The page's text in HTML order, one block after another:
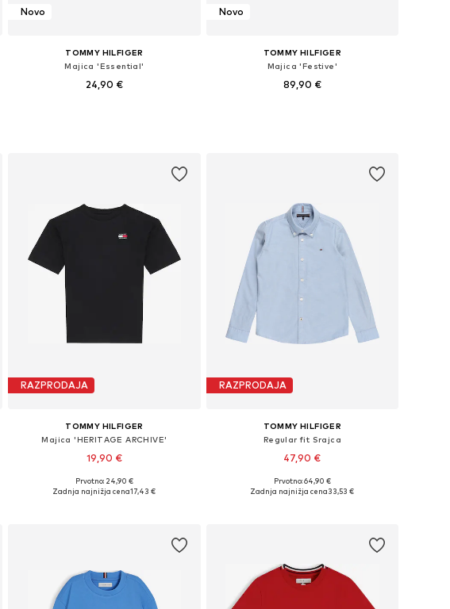
Novo
TOMMY HILFIGER
Majica 'Essential'
24,90 €
Novo
TOMMY HILFIGER
Majica 'Festive'
89,90 €
RAZPRODAJA
TOMMY HILFIGER
Majica 'HERITAGE ARCHIVE'
19,90 €
Na voljo v različnih velikostih
Prvotno: 24,90 €
Zadnja najnižja cena17,43 €
RAZPRODAJA
TOMMY HILFIGER
Regular fit Srajca
47,90 €
Na voljo v različnih velikostih
Prvotno: 64,90 €
Zadnja najnižja cena33,53 €